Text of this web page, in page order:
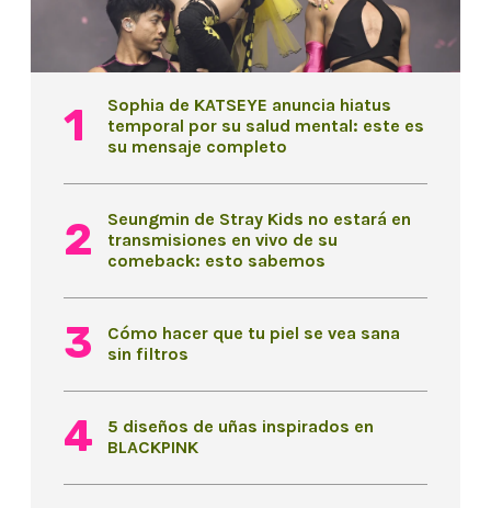
Sophia de KATSEYE anuncia hiatus
temporal por su salud mental: este es
su mensaje completo
Seungmin de Stray Kids no estará en
transmisiones en vivo de su
comeback: esto sabemos
Cómo hacer que tu piel se vea sana
sin filtros
5 diseños de uñas inspirados en
BLACKPINK